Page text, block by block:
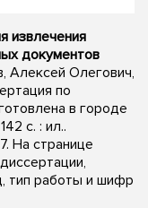
извлечения
документов
Алексей Олегович,
по
в городе
с. : ил..
На странице
тип работы и шифр